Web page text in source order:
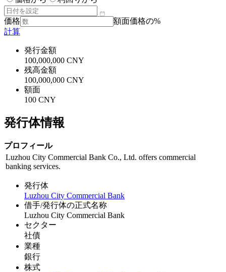
価格
額面価格の%
計算
発行金額
100,000,000 CNY
残高金額
100,000,000 CNY
額面
100 CNY
発行体情報
プロフィール
Luzhou City Commercial Bank Co., Ltd. offers commercial
banking services.
発行体
Luzhou City Commercial Bank
借手/発行体の正式名称
Luzhou City Commercial Bank
セクター
社債
業種
銀行
株式